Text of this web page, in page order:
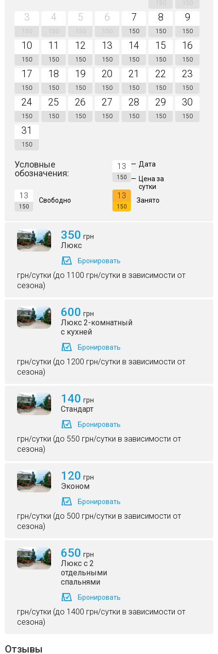
150 150
3
150
4
150
5
150
6
150
7
150
8
150
9
150
10
150
11
150
12
150
13
150
14
150
15
150
16
150
17
150
18
150
19
150
20
150
21
150
22
150
23
150
24
150
25
150
26
150
27
150
28
150
29
150
30
150
31
150
Условные
обозначения:
13
150
— Дата
— Цена за
сутки
13
150
Свободно
13
150
Занято
350 грн
Люкс
Бронировать
грн/сутки (до 1100 грн/сутки в зависимости от
сезона)
600 грн
Люкс 2-комнатный
с кухней
Бронировать
грн/сутки (до 1200 грн/сутки в зависимости от
сезона)
140 грн
Стандарт
Бронировать
грн/сутки (до 550 грн/сутки в зависимости от
сезона)
120 грн
Эконом
Бронировать
грн/сутки (до 500 грн/сутки в зависимости от
сезона)
650 грн
Люкс с 2
отдельными
спальнями
Бронировать
грн/сутки (до 1400 грн/сутки в зависимости от
сезона)
Отзывы